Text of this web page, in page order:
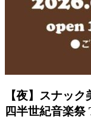
【夜】スナッ
四半世紀音楽